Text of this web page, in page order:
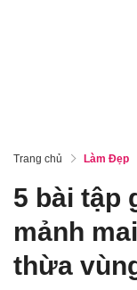
Trang chủ Làm Đẹp
5 bài tập
mảnh
thừa